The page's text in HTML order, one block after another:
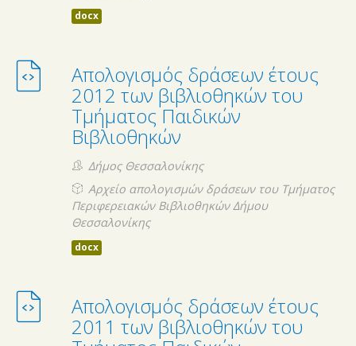
docx
Απολογισμός δράσεων έτους
2012 των βιβλιοθηκών του
Τμήματος Παιδικών
Βιβλιοθηκών
Δήμος Θεσσαλονίκης
Αρχείο απολογισμών δράσεων του Τμήματος
Περιφερειακών Βιβλιοθηκών Δήμου
Θεσσαλονίκης
docx
Απολογισμός δράσεων έτους
2011 των βιβλιοθηκών του